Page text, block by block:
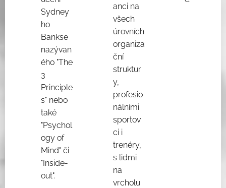
Sydney
ho
Bankse
nazývan
ého "The
3
Principle
s" nebo
také
"Psychol
ogy of
Mind" či
"Inside-
out".
anci na
všech
úrovních
organiza
ční
struktur
y,
profesio
nálními
sportov
ci i
trenéry,
s lidmi
na
vrcholu